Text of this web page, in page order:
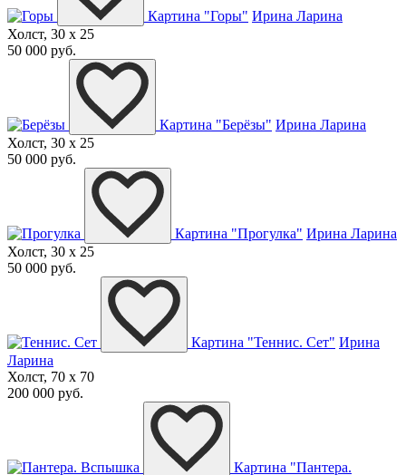
Картина "Горы" Ирина Ларина
Холст, 30 x 25
50 000 руб.
Картина "Берёзы" Ирина Ларина
Холст, 30 x 25
50 000 руб.
Картина "Прогулка" Ирина Ларина
Холст, 30 x 25
50 000 руб.
Картина "Теннис. Сет" Ирина
Ларина
Холст, 70 x 70
200 000 руб.
Картина "Пантера.